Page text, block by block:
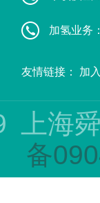
加氢业务
友情链接： 加
上海
备